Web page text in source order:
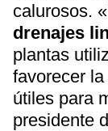
calurosos.
drenajes
plantas
favorecer
útiles para
presidente